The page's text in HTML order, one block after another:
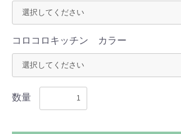
コロコロキッチン カラー
数量